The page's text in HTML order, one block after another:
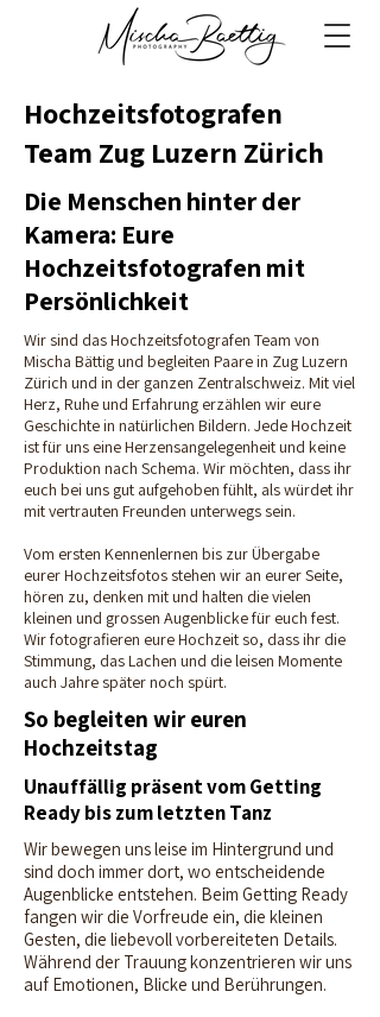
Hochzeitsfotografen
Team Zug Luzern Zürich
Die Menschen hinter der
Kamera: Eure
Hochzeitsfotografen mit
Persönlichkeit
Wir sind das Hochzeitsfotografen Team von
Mischa Bättig und begleiten Paare in Zug Luzern
Zürich und in der ganzen Zentralschweiz. Mit viel
Herz, Ruhe und Erfahrung erzählen wir eure
Geschichte in natürlichen Bildern. Jede Hochzeit
ist für uns eine Herzensangelegenheit und keine
Produktion nach Schema. Wir möchten, dass ihr
euch bei uns gut aufgehoben fühlt, als würdet ihr
mit vertrauten Freunden unterwegs sein.
Vom ersten Kennenlernen bis zur Übergabe
eurer Hochzeitsfotos stehen wir an eurer Seite,
hören zu, denken mit und halten die vielen
kleinen und grossen Augenblicke für euch fest.
Wir fotografieren eure Hochzeit so, dass ihr die
Stimmung, das Lachen und die leisen Momente
auch Jahre später noch spürt.
So begleiten wir euren
Hochzeitstag
Unauffällig präsent vom Getting
Ready bis zum letzten Tanz
Wir bewegen uns leise im Hintergrund und
sind doch immer dort, wo entscheidende
Augenblicke entstehen. Beim Getting Ready
fangen wir die Vorfreude ein, die kleinen
Gesten, die liebevoll vorbereiteten Details.
Während der Trauung konzentrieren wir uns
auf Emotionen, Blicke und Berührungen.